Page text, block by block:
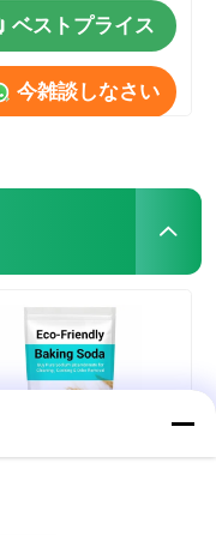
ベストプライス
今雑談しなさい
ソーダ GRAS
無毒 調理用 洗浄